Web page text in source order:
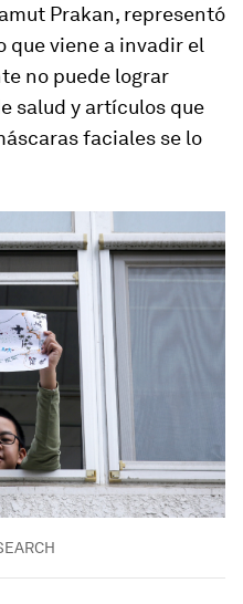
Prakan, representó
que viene a invadir el
no puede lograr
salud y artículos que
faciales se lo